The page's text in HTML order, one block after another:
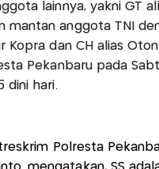
lainnya, yakni GT
mantan anggota TNI
Kopra dan CH alias
Pekanbaru pada
dini hari.
Polresta